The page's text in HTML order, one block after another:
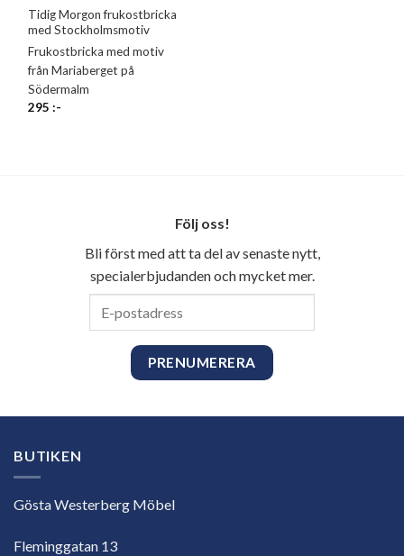
Tidig Morgon frukostbricka
med Stockholmsmotiv
Frukostbricka med motiv
från Mariaberget på
Södermalm
295:-
Följ oss!
Bli först med att ta del av senaste nytt,
specialerbjudanden och mycket mer.
BUTIKEN
Gösta Westerberg Möbel
Fleminggatan 13